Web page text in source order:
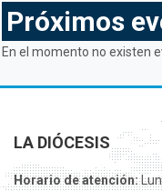
Próximos
En el momento no existen
LA DIÓCESIS
Horario de atención: